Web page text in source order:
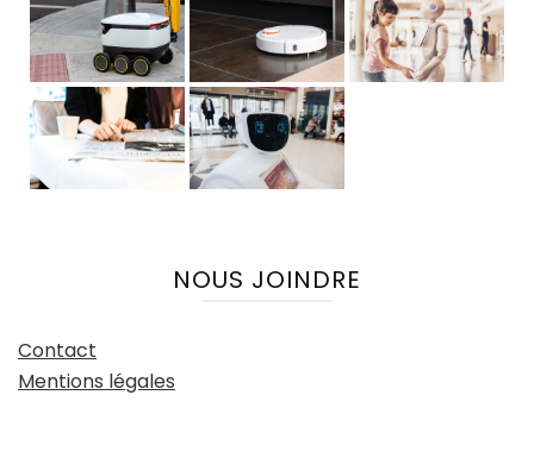
NOUS JOINDRE
Contact
Mentions légales